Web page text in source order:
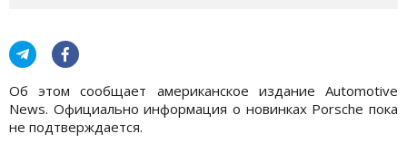
Об этом сообщает американское издание Automotive
News. Официально информация о новинках Porsche пока
не подтверждается.